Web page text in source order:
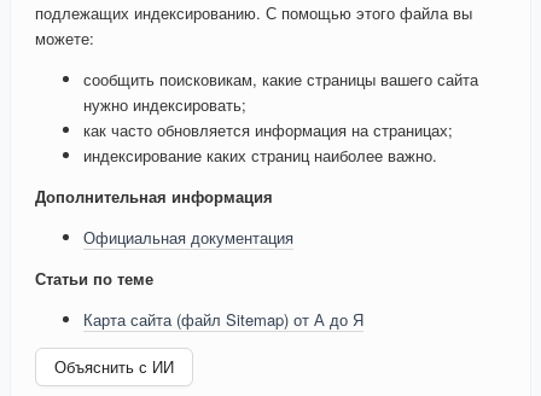
подлежащих индексированию. С помощью этого файла вы
можете:
сообщить поисковикам, какие страницы вашего сайта
нужно индексировать;
как часто обновляется информация на страницах;
индексирование каких страниц наиболее важно.
Дополнительная информация
Официальная документация
Статьи по теме
Карта сайта (файл Sitemap) от А до Я
Объяснить с ИИ